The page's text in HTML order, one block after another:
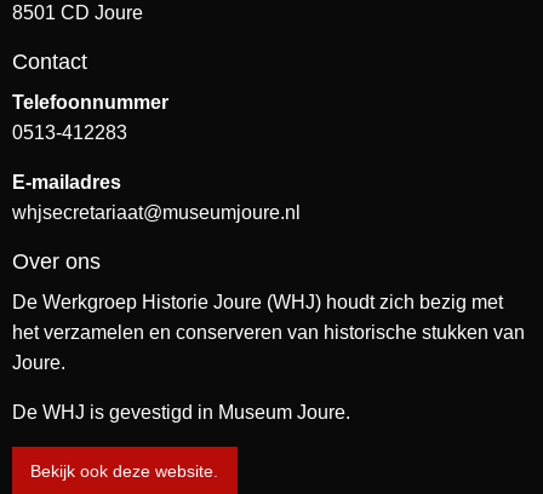
8501 CD Joure
Contact
Telefoonnummer
0513-412283
E-mailadres
whjsecretariaat@museumjoure.nl
Over ons
De Werkgroep Historie Joure (WHJ) houdt zich bezig met
het verzamelen en conserveren van historische stukken van
Joure.
De WHJ is gevestigd in Museum Joure.
Bekijk ook deze website.